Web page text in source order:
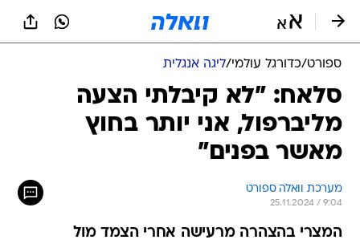
ספורט/כדורגל עולמי/ליגה אנגלית
סלאח: "לא קיבלתי הצעה
מליברפול, אני יותר בחוץ
מאשר בפנים"
מערכת וואלה ספורט
25.11.2024 / 9:04
המצרי בהצהרה מרעישה אחרי הצמד מול